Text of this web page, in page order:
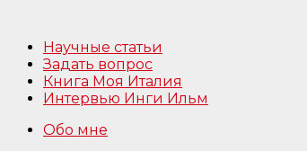
содержимому
Научные статьи
Задать вопрос
Книга Моя Италия
Интервью Инги Ильм
Обо мне